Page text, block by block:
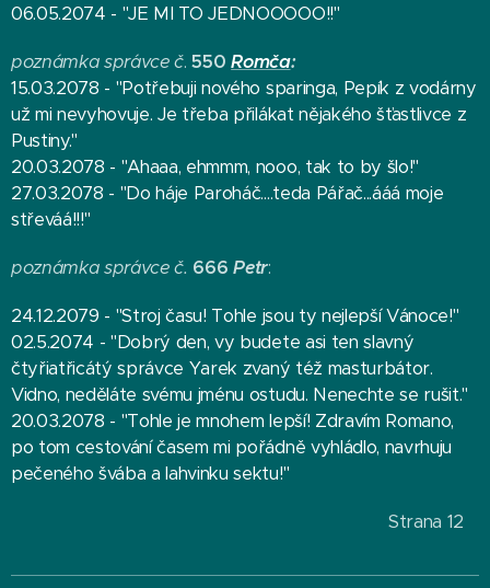
06.05.2074 - "JE MI TO JEDNOOOOO!!"
poznámka správce č.550Romča:
15.03.2078 - "Potřebuji nového sparinga, Pepík z vodárny
už mi nevyhovuje. Je třeba přilákat nějakého šťastlivce z
Pustiny."
20.03.2078 - "Ahaaa, ehmmm, nooo, tak to by šlo!"
27.03.2078 - "Do háje Paroháč....teda Pářač...ááá moje
střeváá!!!"
poznámka správce č. 666 Petr:
24.12.2079 - "Stroj času! Tohle jsou ty nejlepší Vánoce!"
02.5.2074 - "Dobrý den, vy budete asi ten slavný
čtyřiatřicátý správce Yarek zvaný též masturbátor.
Vidno, neděláte svému jménu ostudu. Nenechte se rušit."
20.03.2078 - "Tohle je mnohem lepší! Zdravím Romano,
po tom cestování časem mi pořádně vyhládlo, navrhuju
pečeného švába a lahvinku sektu!"
Strana 12